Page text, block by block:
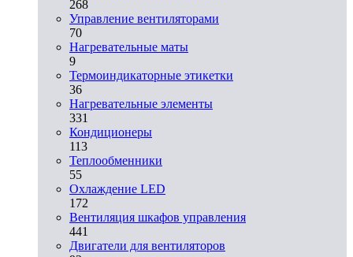
268
Управление вентиляторами
70
Нагревательные маты
9
Термоиндикаторные этикетки
36
Нагревательные элементы
331
Кондиционеры
113
Теплообменники
55
Охлаждение LED
172
Вентиляция шкафов управления
441
Двигатели для вентиляторов